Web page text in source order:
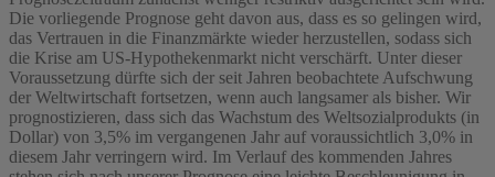
Die vorliegende Prognose geht davon aus, dass es so gelingen wird,
das Vertrauen in die Finanzmärkte wieder herzustellen, sodass sich
die Krise am US-Hypothekenmarkt nicht verschärft. Unter dieser
Voraussetzung dürfte sich der seit Jahren beobachtete Aufschwung
der Weltwirtschaft fortsetzen, wenn auch langsamer als bisher. Wir
prognostizieren, dass sich das Wachstum des Weltsozialprodukts (in
Dollar) von 3,5% im vergangenen Jahr auf voraussichtlich 3,0% in
diesem Jahr verringern wird. Im Verlauf des kommenden Jahres